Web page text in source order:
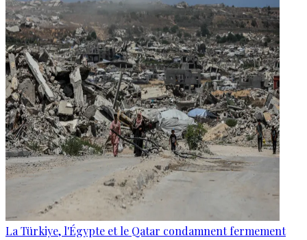
La Türkiye, l'Égypte et le Qatar condamnent fermement